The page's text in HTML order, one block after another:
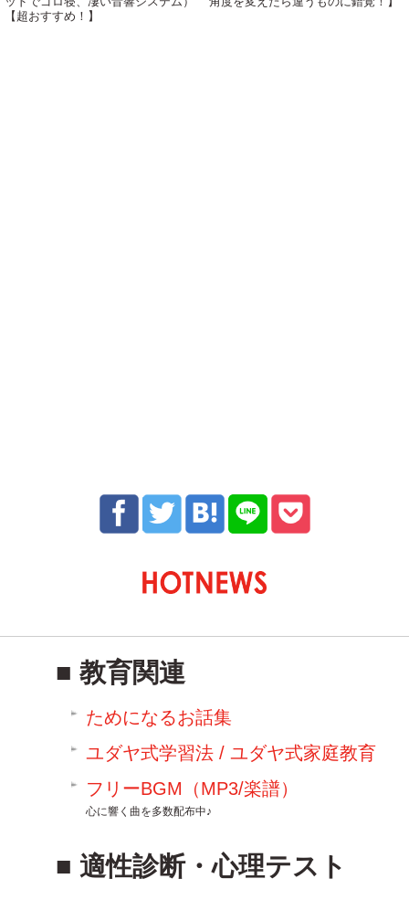
【超おすすめ！】
教育関連
ためになるお話集
ユダヤ式学習法 / ユダヤ式家庭教育
フリーBGM（MP3/楽譜）
心に響く曲を多数配布中♪
適性診断・心理テスト